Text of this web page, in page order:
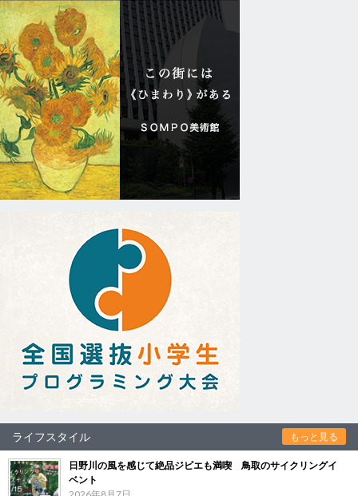
ライフスタイル もっと見る
日野川の風を感じて絶品ジビエも満喫 鳥取のサイクリングイ
ベント